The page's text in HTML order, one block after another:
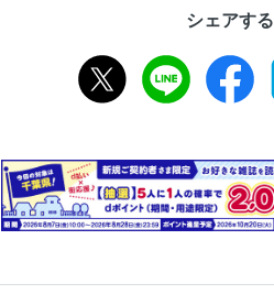
シェアする